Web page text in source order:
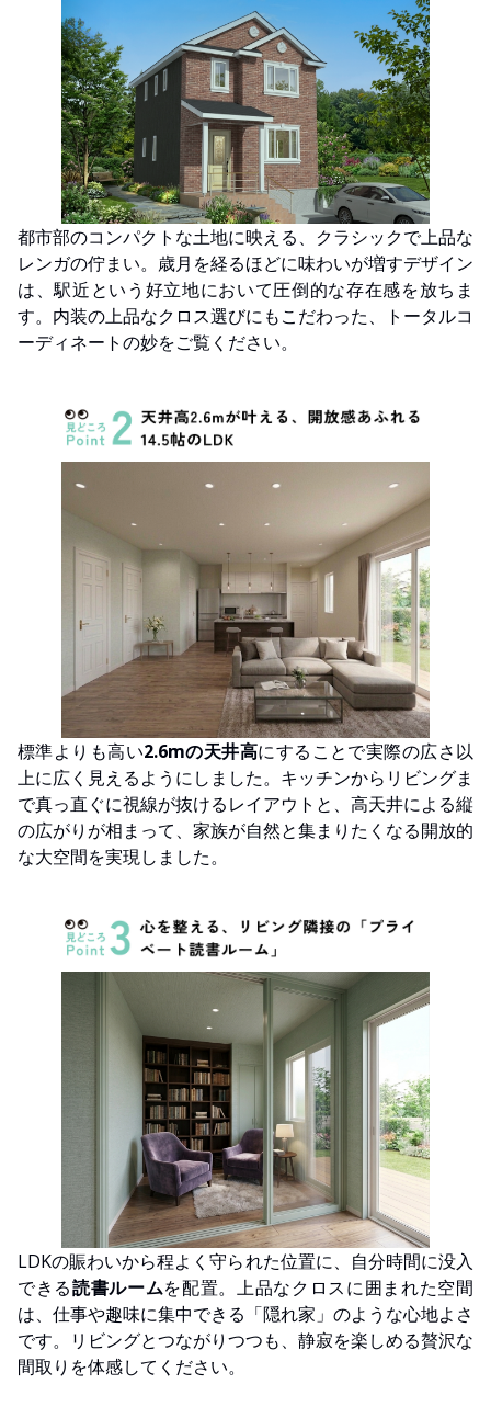
都市部のコンパクトな土地に映える、クラシックで上品な
レンガの佇まい。歳月を経るほどに味わいが増すデザイン
は、駅近という好立地において圧倒的な存在感を放ちま
す。内装の上品なクロス選びにもこだわった、トータルコ
ーディネートの妙をご覧ください。
標準よりも高い2.6mの天井高にすることで実際の広さ以
上に広く見えるようにしました。 キッチンからリビングま
で真っ直ぐに視線が抜けるレイアウトと、高天井による縦
の広がりが相まって、家族が自然と集まりたくなる開放的
な大空間を実現しました。
LDKの賑わいから程よく守られた位置に、自分時間に没入
できる読書ルームを配置。上品なクロスに囲まれた空間
は、仕事や趣味に集中できる「隠れ家」のような心地よさ
です。リビングとつながりつつも、静寂を楽しめる贅沢な
間取りを体感してください。